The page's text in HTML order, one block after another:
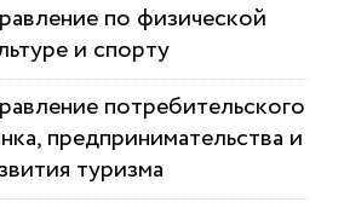
по физической
и спорту
потребительского
предпринимательства и
туризма